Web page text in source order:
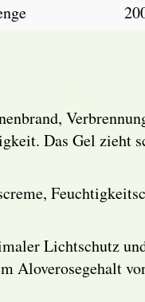
Das Gel zieht
Lichtschutz
Aloverosegehalt